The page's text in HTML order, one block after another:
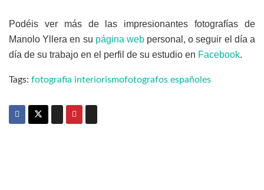
Podéis ver más de las impresionantes fotografías de
Manolo Yllera en su página webpersonal, o seguir el día a
día de su trabajo en el perfil de su estudio en Facebook.
Tags: fotografia interiorismofotografos españoles